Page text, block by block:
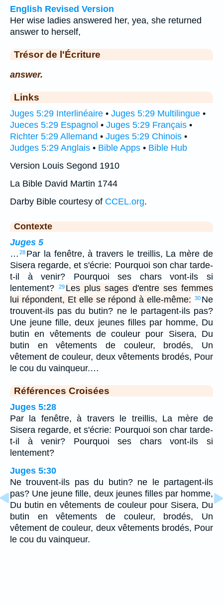
English Revised Version
Her wise ladies answered her, yea, she returned
answer to herself,
Trésor de l'Écriture
answer.
Links
Juges 5:29 Interlinéaire • Juges 5:29 Multilingue •
Jueces 5:29 Espagnol • Juges 5:29 Français •
Richter 5:29 Allemand • Juges 5:29 Chinois •
Judges 5:29 Anglais • Bible Apps • Bible Hub
Version Louis Segond 1910
La Bible David Martin 1744
Darby Bible courtesy of CCEL.org.
Contexte
Juges 5
… 28 Par la fenêtre, à travers le treillis, La mère de
Sisera regarde, et s'écrie: Pourquoi son char tarde-
t-il à venir? Pourquoi ses chars vont-ils si
lentement?
29 Les plus sages d'entre ses femmes
lui répondent, Et elle se répond à elle-même:
30 Ne
trouvent-ils pas du butin? ne le partagent-ils pas?
Une jeune fille, deux jeunes filles par homme, Du
butin en vêtements de couleur pour Sisera, Du
butin en vêtements de couleur, brodés, Un
vêtement de couleur, deux vêtements brodés, Pour
le cou du vainqueur.…
Références Croisées
Juges 5:28
Par la fenêtre, à travers le treillis, La mère de
Sisera regarde, et s'écrie: Pourquoi son char tarde-
t-il à venir? Pourquoi ses chars vont-ils si
lentement?
Juges 5:30
Ne trouvent-ils pas du butin? ne le partagent-ils
pas? Une jeune fille, deux jeunes filles par homme,
Du butin en vêtements de couleur pour Sisera, Du
butin en vêtements de couleur, brodés, Un
vêtement de couleur, deux vêtements brodés, Pour
le cou du vainqueur.